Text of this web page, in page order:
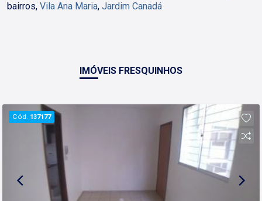
bairros, Vila Ana Maria, Jardim Canadá
IMÓVEIS FRESQUINHOS
Cód. 137177